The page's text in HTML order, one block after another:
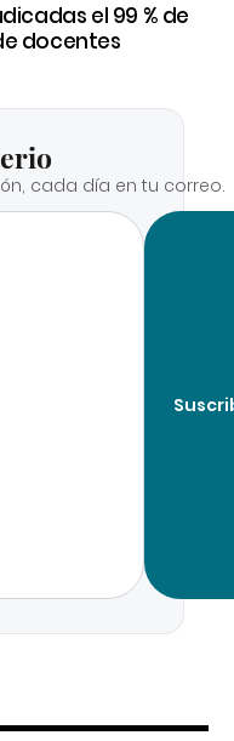
el 99 % de
docentes
cada día en tu correo.